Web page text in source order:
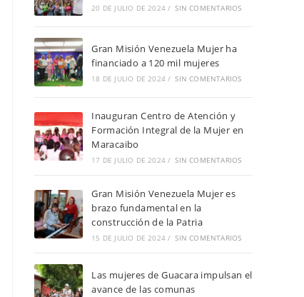
20 DE JULIO DE 2024 / SIN COMENTARIOS
Gran Misión Venezuela Mujer ha
financiado a 120 mil mujeres
18 DE JULIO DE 2024 / SIN COMENTARIOS
Inauguran Centro de Atención y
Formación Integral de la Mujer en
Maracaibo
17 DE JULIO DE 2024 / SIN COMENTARIOS
Gran Misión Venezuela Mujer es
brazo fundamental en la
construcción de la Patria
15 DE JULIO DE 2024 / SIN COMENTARIOS
Las mujeres de Guacara impulsan el
avance de las comunas